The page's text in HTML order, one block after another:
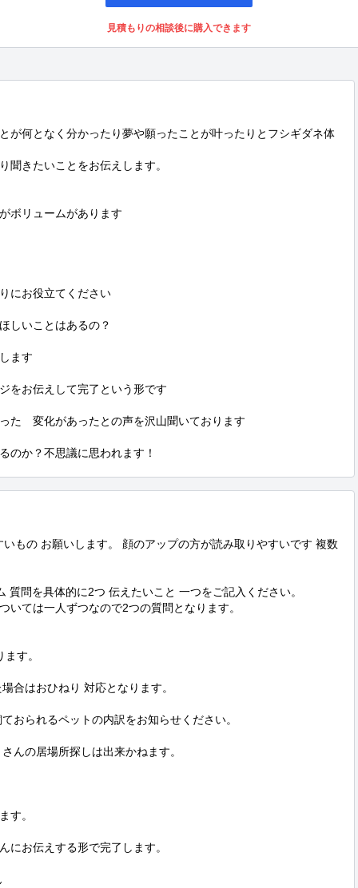
見積もりの相談後に購入できます
が何となく分かったり夢や願ったことが叶ったりとフシギダネ体
聞きたいことをお伝えします。
ボリュームがあります
にお役立てください
しいことはあるの？
ます
をお伝えして完了という形です
た　変化があったとの声を沢山聞いております
のか？不思議に思われます！
もの お願いします。 顔のアップの方が読み取りやすいです 複数
質問を具体的に2つ 伝えたいこと 一つをご記入ください。
ては一人ずつなので2つの質問となります。
の居場所探しは出来かねます。
す。
お伝えする形で完了します。